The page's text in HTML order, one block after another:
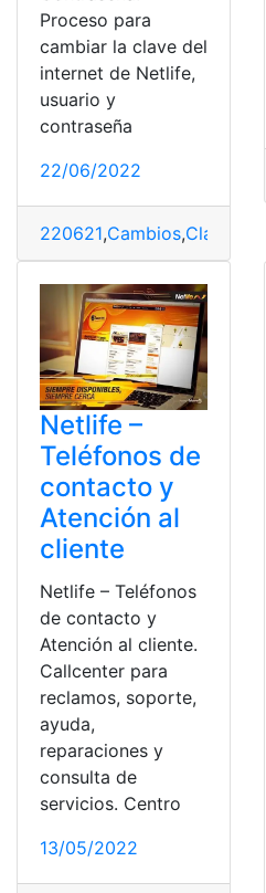
Proceso para
cambiar la clave del
internet de Netlife,
usuario y
contraseña
22/06/2022
220621,Cambios,Claves
Netlife –
Teléfonos de
contacto y
Atención al
cliente
Netlife – Teléfonos
de contacto y
Atención al cliente.
Callcenter para
reclamos, soporte,
ayuda,
reparaciones y
consulta de
servicios. Centro
13/05/2022